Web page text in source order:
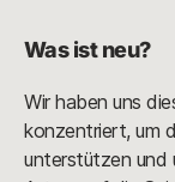
Was ist neu?
Wir haben uns
konzentriert, um
unterstützen und